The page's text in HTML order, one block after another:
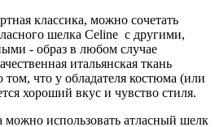
классика, можно сочетать
шелка Celine с другими,
- образ в любом случае
итальянская ткань
том, что у обладателя костюма (или
хороший вкус и чувство стиля.
использовать атласный шелк